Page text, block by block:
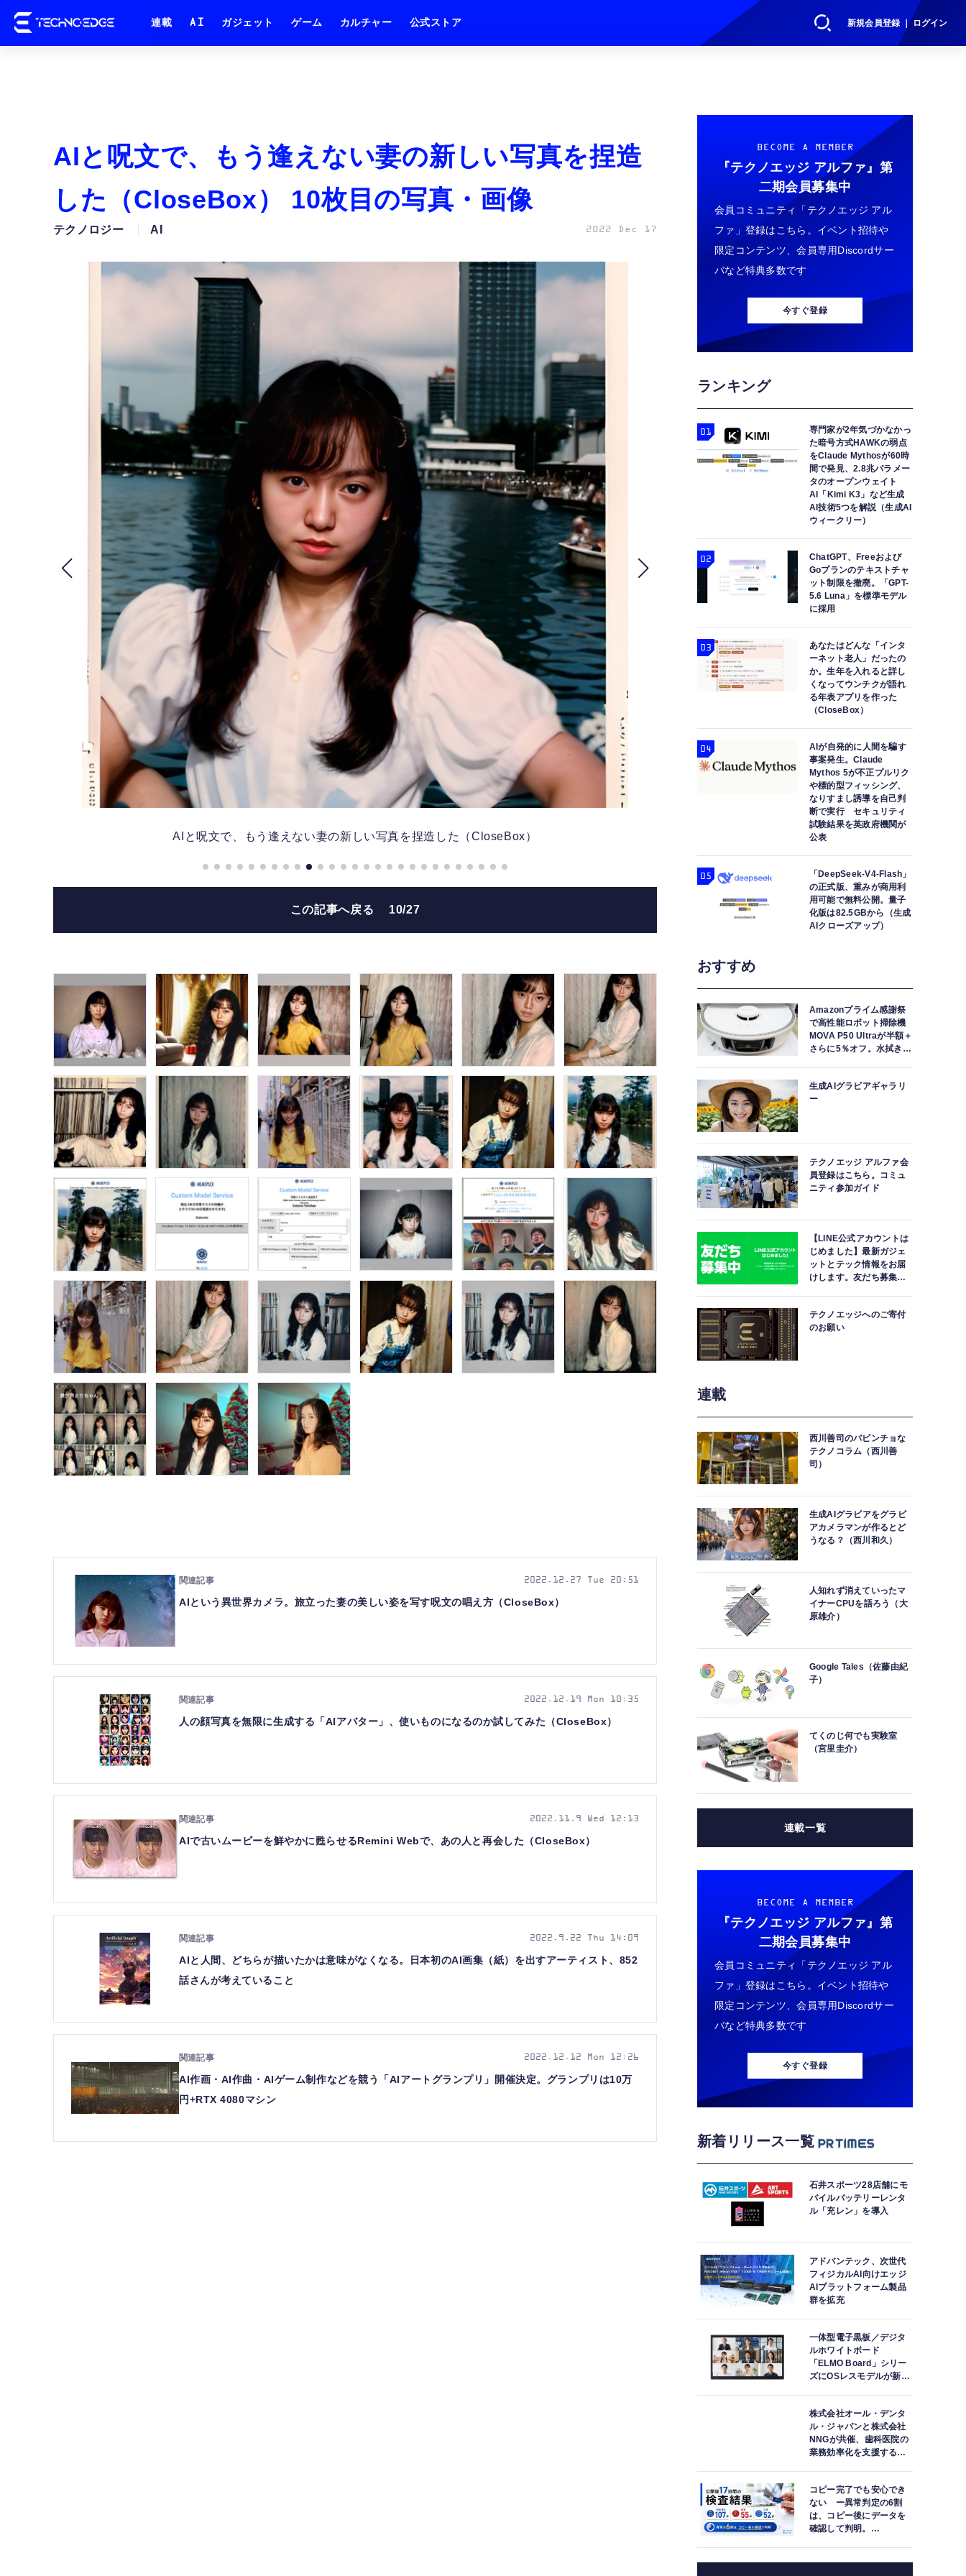
新規会員登録 ｜ ログイン
連載 AI ガジェット ゲーム カルチャー 公式ストア
AIと呪文で、もう逢えない妻の新しい写真を捏造
した（CloseBox） 10枚目の写真・画像
テクノロジー AI 2022 Dec 17
AIと呪文で、もう逢えない妻の新しい写真を捏造した（CloseBox） AIと呪文で、もう逢えない妻の
この記事へ戻る 10/27
AIという異世界カメラ。旅立った妻の美しい姿を写す呪文の唱え方（CloseBox）
2022.12.27 Tue 20:51
人の顔写真を無限に生成する「AIアバター」、使いものになるのか試してみた（CloseBox）
2022.12.19 Mon 10:35
AIで古いムービーを鮮やかに甦らせるRemini Webで、あの人と再会した（CloseBox）
2022.11.9 Wed 12:13
AIと人間、どちらが描いたかは意味がなくなる。日本初のAI画集（紙）を出すアーティスト、852
話さんが考えていること
2022.9.22 Thu 14:09
AI作画・AI作曲・AIゲーム制作などを競う「AIアートグランプリ」開催決定。グランプリは10万
円+RTX 4080マシン
2022.12.12 Mon 12:26
BECOME A MEMBER
『テクノエッジ アルファ』 第
二期会員募集中
会員コミュニティ「テクノエッジ アル
ファ」登録はこちら。イベント招待や
限定コンテンツ、会員専用Discordサー
バなど特典多数です
今すぐ登録
ランキング
専門家が2年気づかなかっ
た暗号方式HAWKの弱点
をClaude Mythosが60時
間で発見、2.8兆パラメー
タのオープンウェイト
AI「Kimi K3」など生成
AI技術5つを解説（生成AI
ウィークリー）
ChatGPT、Freeおよび
Goプランのテキストチャ
ット制限を撤廃。「GPT-
5.6 Luna」を標準モデル
に採用
あなたはどんな「インタ
ーネット老人」だったの
か。生年を入れると詳し
くなってウンチクが語れ
る年表アプリを作った
（CloseBox）
AIが自発的に人間を騙す
事案発生。Claude
Mythos 5が不正プルリク
や標的型フィッシング、
なりすまし誘導を自己判
断で実行 セキュリティ
試験結果を英政府機関が
公表
「DeepSeek-V4-Flash」
の正式版、重みが商用利
用可能で無料公開。量子
化版は82.5GBから（生成
AIクローズアップ）
おすすめ
Amazonプライム感謝祭
で高性能ロボット掃除機
MOVA P50 Ultraが半額＋
さらに5％オフ。水拭きモ
生成AIグラビアギャラリ
ー
テクノエッジ アルファ会
員登録はこちら。コミュ
ニティ参加ガイド
【LINE公式アカウントは
じめました】最新ガジェ
ットとテック情報をお届
けします。友だち募集
テクノエッジへのご寄付
のお願い
連載
西川善司のバビンチョな
テクノコラム（西川善
司）
生成AIグラビアをグラビ
アカメラマンが作るとど
うなる？（西川和久）
人知れず消えていったマ
イナーCPUを語ろう（大
原雄介）
Google Tales（佐藤由紀
子）
てくのじ何でも実験室
（宮里圭介）
連載一覧
BECOME A MEMBER
『テクノエッジ アルファ』 第
二期会員募集中
会員コミュニティ「テクノエッジ アル
ファ」登録はこちら。イベント招待や
限定コンテンツ、会員専用Discordサー
バなど特典多数です
今すぐ登録
新着リリース一覧
石井スポーツ28店舗にモ
バイルバッテリーレンタ
ル「充レン」を導入
アドバンテック、次世代
フィジカルAI向けエッジ
AIプラットフォーム製品
群を拡充
一体型電子黒板／デジタ
ルホワイトボード
「ELMO Board」シリー
ズにOSレスモデルが新登
株式会社オール・デンタ
ル・ジャパンと株式会社
NNGが共催、歯科医院の
業務効率化を支援する院
紹介
コピー完了でも安心でき
ない ー異常判定の6割
は、コピー後にデータを
確認して判明。